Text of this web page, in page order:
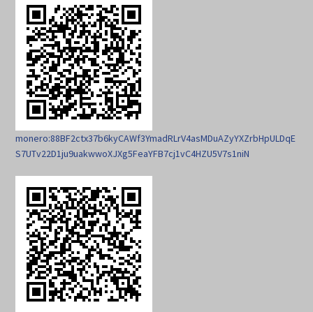
monero:88BF2ctx37b6kyCAWf3YmadRLrV4asMDuAZyYXZrbHpULDqE
S7UTv22D1ju9uakwwoXJXg5FeaYFB7cj1vC4HZU5V7s1niN